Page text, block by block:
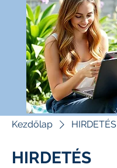
Kezdőlap HIRDETÉS
HIRDETÉS